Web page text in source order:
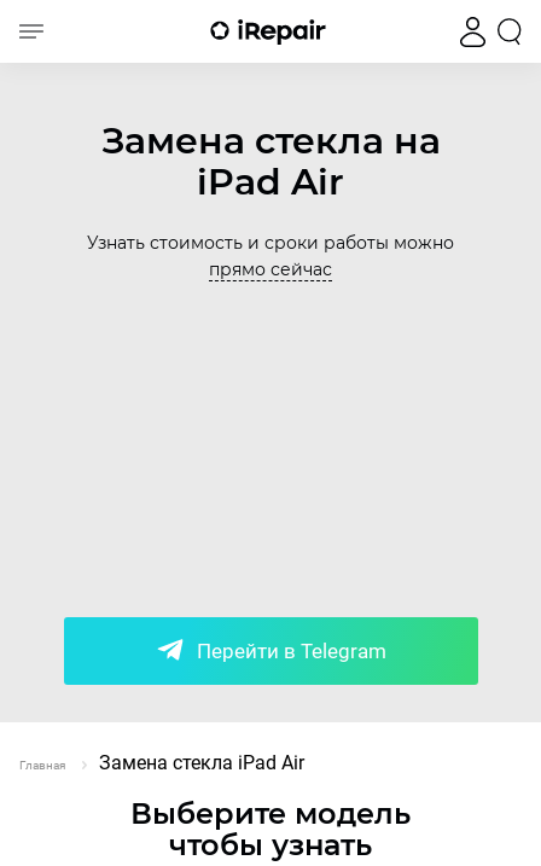
Замена стекла на
iPad Air
Узнать стоимость и сроки работы можно
прямо сейчас
Перейти в Telegram
Главная Замена стекла iPad Air
Выберите модель
чтобы узнать